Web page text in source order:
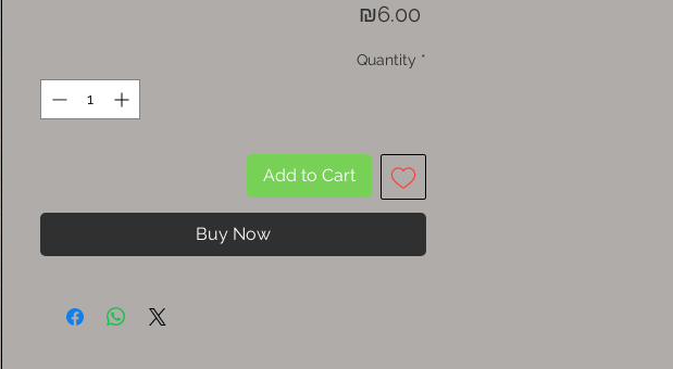
₪6.00
Quantity *
Add to Cart
Buy Now